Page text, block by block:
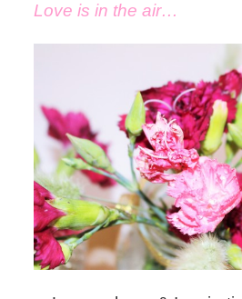
Love is in the air…